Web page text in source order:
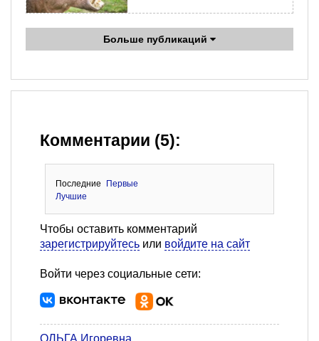
Больше публикаций
Комментарии (5):
Последние
Первые
Лучшие
Чтобы оставить комментарий
зарегистрируйтесь или войдите на сайт
Войти через социальные сети:
ОЛЬГА Игоревна